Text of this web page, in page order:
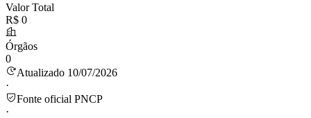
Valor Total
R$ 0
Órgãos
0
Atualizado 10/07/2026
·
Fonte oficial PNCP
·